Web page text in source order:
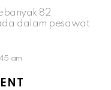
82
dalam pesawat
am